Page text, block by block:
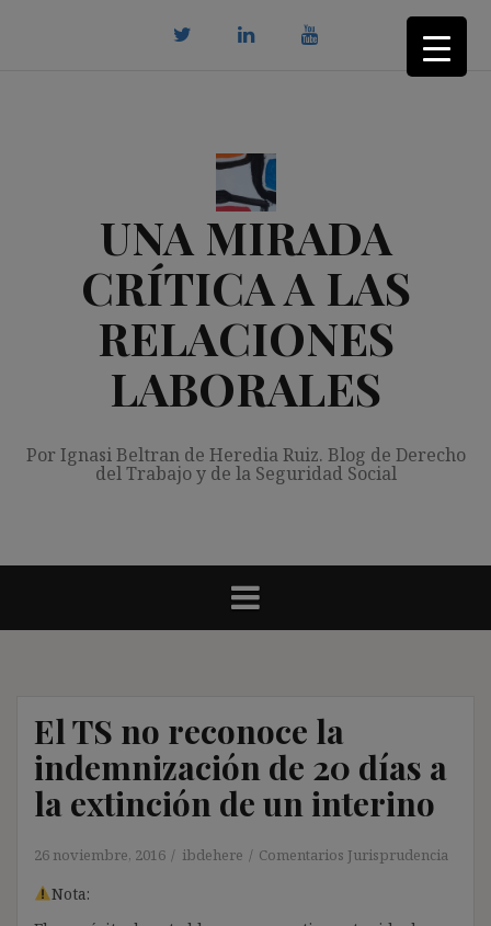
UNA MIRADA
CRÍTICA A LAS
RELACIONES
LABORALES
Por Ignasi Beltran de Heredia Ruiz. Blog de Derecho
del Trabajo y de la Seguridad Social
El TS no reconoce la
indemnización de 20 días a
la extinción de un interino
26 noviembre, 2016 ibdehere Comentarios Jurisprudencia
Nota: